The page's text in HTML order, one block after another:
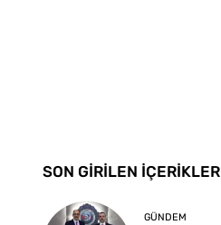
SON GİRİLEN İÇERİKLER
GÜNDEM